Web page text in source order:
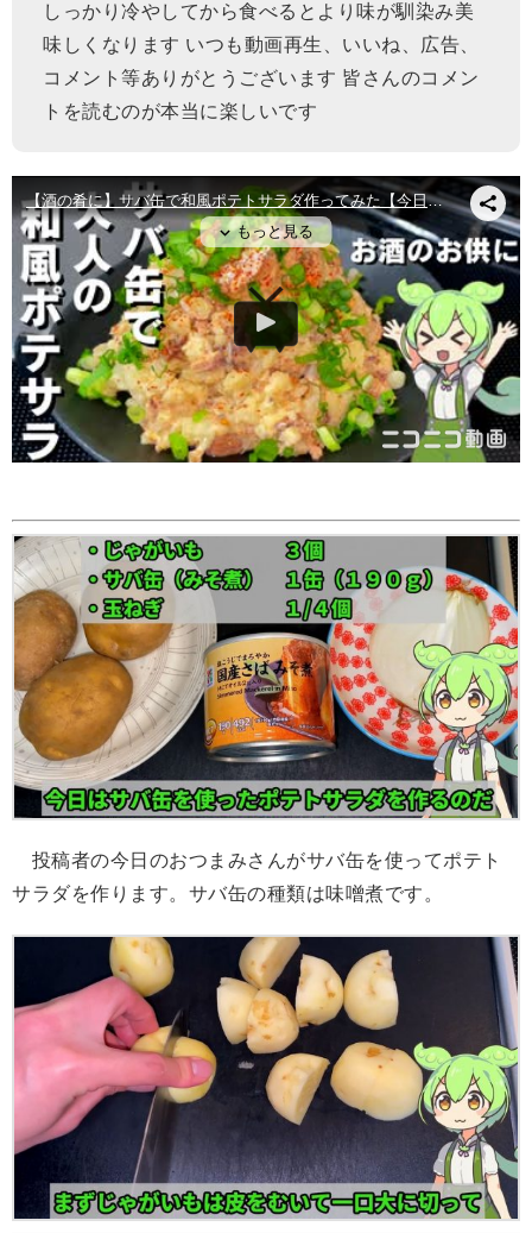
しっかり冷やしてから食べるとより味が馴染み美
味しくなります いつも動画再生、いいね、広告、
コメント等ありがとうございます 皆さんのコメン
トを読むのが本当に楽しいです
投稿者の今日のおつまみさんがサバ缶を使ってポテト
サラダを作ります。サバ缶の種類は味噌煮です。